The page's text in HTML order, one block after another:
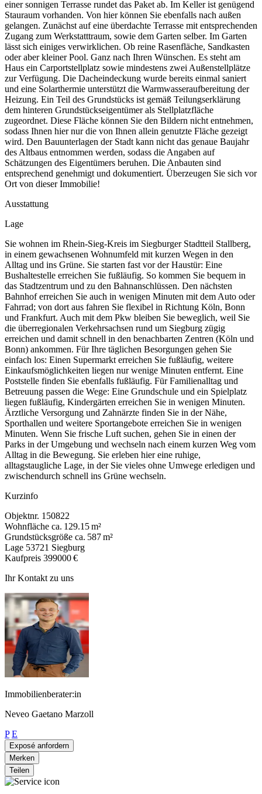
einer sonnigen Terrasse rundet das Paket ab. Im Keller ist genügend
Stauraum vorhanden. Von hier können Sie ebenfalls nach außen
gelangen. Zunächst auf eine überdachte Terrasse mit entsprechenden
Zugang zum Werkstatttraum, sowie dem Garten selber. Im Garten
lässt sich einiges verwirklichen. Ob reine Rasenfläche, Sandkasten
oder aber kleiner Pool. Ganz nach Ihren Wünschen. Es steht am
Haus ein Carportstellplatz sowie mindestens zwei Außenstellplätze
zur Verfügung. Die Dacheindeckung wurde bereits einmal saniert
und eine Solarthermie unterstützt die Warmwasseraufbereitung der
Heizung. Ein Teil des Grundstücks ist gemäß Teilungserklärung
dem hinteren Grundstückseigentümer als Stellplatzfläche
zugeordnet. Diese Fläche können Sie den Bildern nicht entnehmen,
sodass Ihnen hier nur die von Ihnen allein genutzte Fläche gezeigt
wird. Den Bauunterlagen der Stadt kann nicht das genaue Baujahr
des Altbaus entnommen werden, sodass die Angaben auf
Schätzungen des Eigentümers beruhen. Die Anbauten sind
entsprechend genehmigt und dokumentiert. Überzeugen Sie sich vor
Ort von dieser Immobilie!
Ausstattung
Lage
Sie wohnen im Rhein-Sieg-Kreis im Siegburger Stadtteil Stallberg,
in einem gewachsenen Wohnumfeld mit kurzen Wegen in den
Alltag und ins Grüne. Sie starten fast vor der Haustür: Eine
Bushaltestelle erreichen Sie fußläufig. So kommen Sie bequem in
das Stadtzentrum und zu den Bahnanschlüssen. Den nächsten
Bahnhof erreichen Sie auch in wenigen Minuten mit dem Auto oder
Fahrrad; von dort aus fahren Sie flexibel in Richtung Köln, Bonn
und Frankfurt. Auch mit dem Pkw bleiben Sie beweglich, weil Sie
die überregionalen Verkehrsachsen rund um Siegburg zügig
erreichen und damit schnell in den benachbarten Zentren (Köln und
Bonn) ankommen. Für Ihre täglichen Besorgungen gehen Sie
einfach los: Einen Supermarkt erreichen Sie fußläufig, weitere
Einkaufsmöglichkeiten liegen nur wenige Minuten entfernt. Eine
Poststelle finden Sie ebenfalls fußläufig. Für Familienalltag und
Betreuung passen die Wege: Eine Grundschule und ein Spielplatz
liegen fußläufig, Kindergärten erreichen Sie in wenigen Minuten.
Ärztliche Versorgung und Zahnärzte finden Sie in der Nähe,
Sporthallen und weitere Sportangebote erreichen Sie in wenigen
Minuten. Wenn Sie frische Luft suchen, gehen Sie in einen der
Parks in der Umgebung und wechseln nach einem kurzen Weg vom
Alltag in die Bewegung. Sie erleben hier eine ruhige,
alltagstaugliche Lage, in der Sie vieles ohne Umwege erledigen und
zwischendurch schnell ins Grüne wechseln.
Kurzinfo
Objektnr. 150822
Wohnfläche ca. 129.15 m²
Grundstücksgröße ca. 587 m²
Lage 53721 Siegburg
Kaufpreis 399000 €
Ihr Kontakt zu uns
Immobilienberater:in
Neveo Gaetano Marzoll
P E
Exposé anfordern
Merken
Teilen